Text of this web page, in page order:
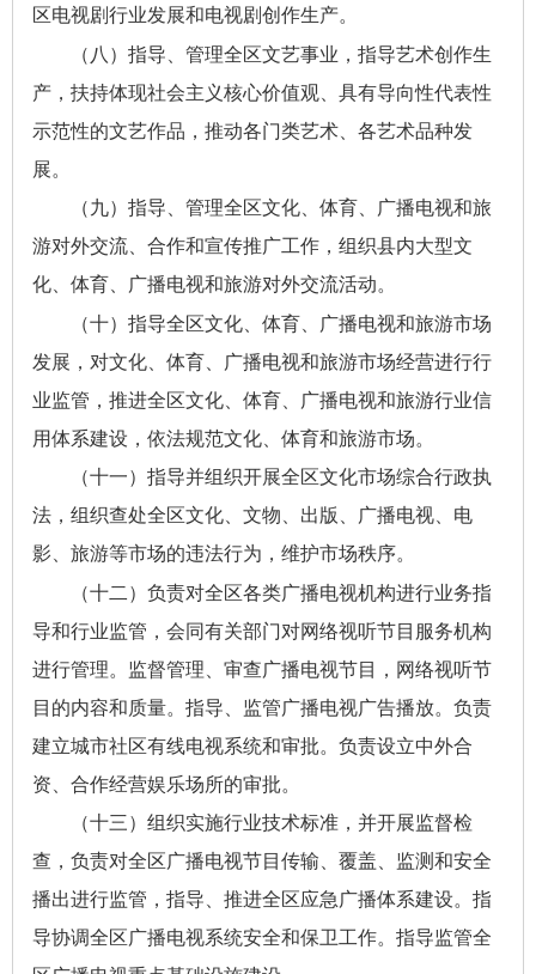
区电视剧行业发展和电视剧创作生产。
（八）指导、管理全区文艺事业，指导艺术创作生
产，扶持体现社会主义核心价值观、具有导向性代表性
示范性的文艺作品，推动各门类艺术、各艺术品种发
展。
（九）指导、管理全区文化、体育、广播电视和旅
游对外交流、合作和宣传推广工作，组织县内大型文
化、体育、广播电视和旅游对外交流活动。
（十）指导全区文化、体育、广播电视和旅游市场
发展，对文化、体育、广播电视和旅游市场经营进行行
业监管，推进全区文化、体育、广播电视和旅游行业信
用体系建设，依法规范文化、体育和旅游市场。
（十一）指导并组织开展全区文化市场综合行政执
法，组织查处全区文化、文物、出版、广播电视、电
影、旅游等市场的违法行为，维护市场秩序。
（十二）负责对全区各类广播电视机构进行业务指
导和行业监管，会同有关部门对网络视听节目服务机构
进行管理。监督管理、审查广播电视节目，网络视听节
目的内容和质量。指导、监管广播电视广告播放。负责
建立城市社区有线电视系统和审批。负责设立中外合
资、合作经营娱乐场所的审批。
（十三）组织实施行业技术标准，并开展监督检
查，负责对全区广播电视节目传输、覆盖、监测和安全
播出进行监管，指导、推进全区应急广播体系建设。指
导协调全区广播电视系统安全和保卫工作。指导监管全